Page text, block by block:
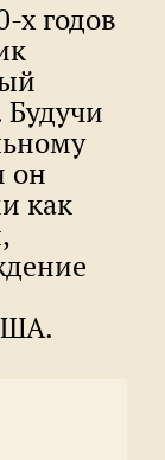
х годов
Будучи
он
как